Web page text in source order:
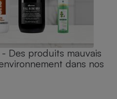
Des produits mauvais
dans nos